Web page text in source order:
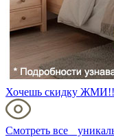
Хочешь скидку
Смотреть все